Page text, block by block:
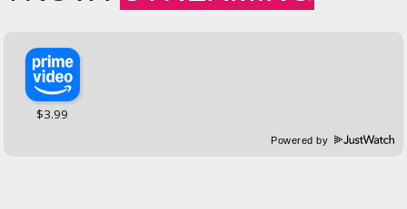
Powered by